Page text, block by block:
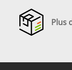
Plus